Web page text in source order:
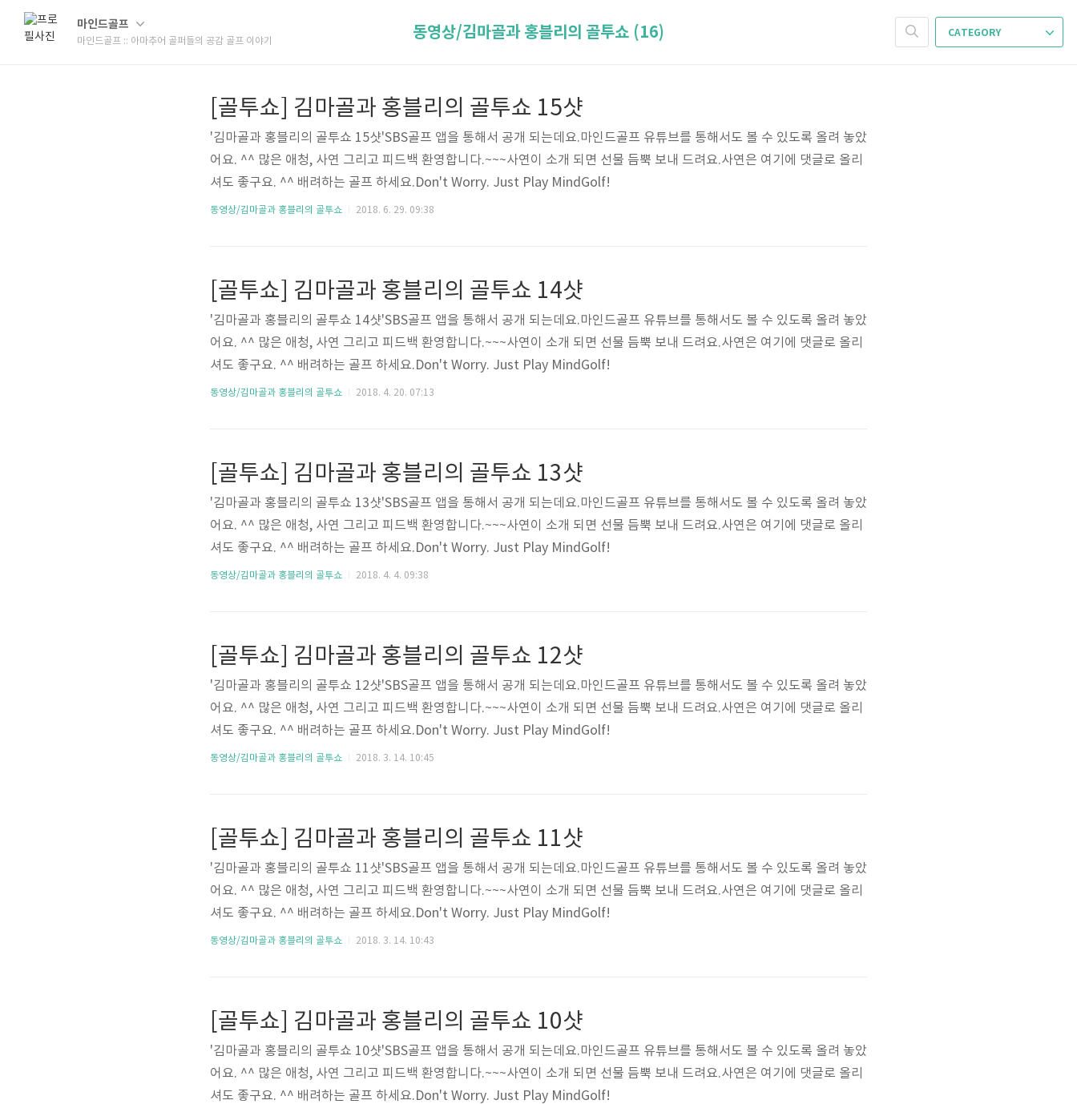
마인드골프
마인드골프 :: 아마추어 골퍼들의 공감 골프 이야기
CATEGORY
동영상/김마골과 홍블리의 골투쇼 (16)
[골투쇼] 김마골과 홍블리의 골투쇼 15샷
'김마골과 홍블리의 골투쇼 15샷'SBS골프 앱을 통해서 공개 되는데요.마인드골프 유튜브를 통해서도 볼 수 있도록 올려 놓았
어요. ^^ 많은 애청, 사연 그리고 피드백 환영합니다.~~~사연이 소개 되면 선물 듬뿍 보내 드려요.사연은 여기에 댓글로 올리
셔도 좋구요. ^^ 배려하는 골프 하세요.Don't Worry. Just Play MindGolf!
동영상/김마골과 홍블리의 골투쇼 2018. 6. 29. 09:38
[골투쇼] 김마골과 홍블리의 골투쇼 14샷
'김마골과 홍블리의 골투쇼 14샷'SBS골프 앱을 통해서 공개 되는데요.마인드골프 유튜브를 통해서도 볼 수 있도록 올려 놓았
어요. ^^ 많은 애청, 사연 그리고 피드백 환영합니다.~~~사연이 소개 되면 선물 듬뿍 보내 드려요.사연은 여기에 댓글로 올리
셔도 좋구요. ^^ 배려하는 골프 하세요.Don't Worry. Just Play MindGolf!
동영상/김마골과 홍블리의 골투쇼 2018. 4. 20. 07:13
[골투쇼] 김마골과 홍블리의 골투쇼 13샷
'김마골과 홍블리의 골투쇼 13샷'SBS골프 앱을 통해서 공개 되는데요.마인드골프 유튜브를 통해서도 볼 수 있도록 올려 놓았
어요. ^^ 많은 애청, 사연 그리고 피드백 환영합니다.~~~사연이 소개 되면 선물 듬뿍 보내 드려요.사연은 여기에 댓글로 올리
셔도 좋구요. ^^ 배려하는 골프 하세요.Don't Worry. Just Play MindGolf!
동영상/김마골과 홍블리의 골투쇼 2018. 4. 4. 09:38
[골투쇼] 김마골과 홍블리의 골투쇼 12샷
'김마골과 홍블리의 골투쇼 12샷'SBS골프 앱을 통해서 공개 되는데요.마인드골프 유튜브를 통해서도 볼 수 있도록 올려 놓았
어요. ^^ 많은 애청, 사연 그리고 피드백 환영합니다.~~~사연이 소개 되면 선물 듬뿍 보내 드려요.사연은 여기에 댓글로 올리
셔도 좋구요. ^^ 배려하는 골프 하세요.Don't Worry. Just Play MindGolf!
동영상/김마골과 홍블리의 골투쇼 2018. 3. 14. 10:45
[골투쇼] 김마골과 홍블리의 골투쇼 11샷
'김마골과 홍블리의 골투쇼 11샷'SBS골프 앱을 통해서 공개 되는데요.마인드골프 유튜브를 통해서도 볼 수 있도록 올려 놓았
어요. ^^ 많은 애청, 사연 그리고 피드백 환영합니다.~~~사연이 소개 되면 선물 듬뿍 보내 드려요.사연은 여기에 댓글로 올리
셔도 좋구요. ^^ 배려하는 골프 하세요.Don't Worry. Just Play MindGolf!
동영상/김마골과 홍블리의 골투쇼 2018. 3. 14. 10:43
[골투쇼] 김마골과 홍블리의 골투쇼 10샷
'김마골과 홍블리의 골투쇼 10샷'SBS골프 앱을 통해서 공개 되는데요.마인드골프 유튜브를 통해서도 볼 수 있도록 올려 놓았
어요. ^^ 많은 애청, 사연 그리고 피드백 환영합니다.~~~사연이 소개 되면 선물 듬뿍 보내 드려요.사연은 여기에 댓글로 올리
셔도 좋구요. ^^ 배려하는 골프 하세요.Don't Worry. Just Play MindGolf!